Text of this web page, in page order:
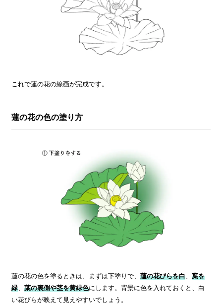
これで蓮の花の線画が完成です。
蓮の花の色の塗り方
蓮の花の色を塗るときは、まずは下塗りで、 蓮の花びらを白、 葉を
緑、 葉の裏側や茎を黄緑色にします。背景に色を入れておくと、白
い花びらが映えて見えやすいでしょう。